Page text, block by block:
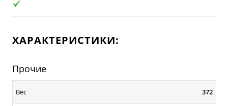
ХАРАКТЕРИСТИКИ:
Прочие
Вес 372